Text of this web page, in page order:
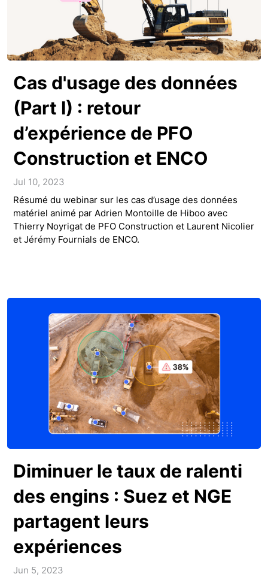
Cas d'usage des données
(Part I) : retour
d’expérience de PFO
Construction et ENCO
Jul 10, 2023
Résumé du webinar sur les cas d’usage des données
matériel animé par Adrien Montoille de Hiboo avec
Thierry Noyrigat de PFO Construction et Laurent Nicolier
et Jérémy Fournials de ENCO.
Diminuer le taux de ralenti
des engins : Suez et NGE
partagent leurs
expériences
Jun 5, 2023